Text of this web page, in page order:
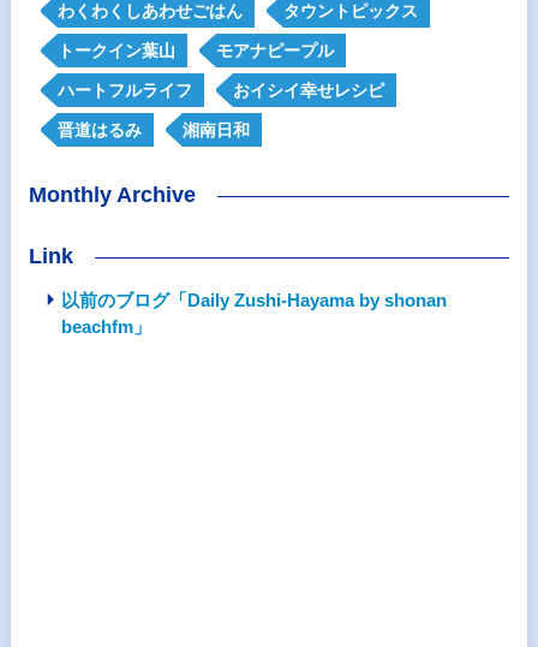
わくわくしあわせごはん タウントピックス
トークイン葉山 モアナピープル
ハートフルライフ おイシイ幸せレシピ
晋道はるみ 湘南日和
Monthly Archive
Link
以前のブログ「Daily Zushi-Hayama by shonan
beachfm」